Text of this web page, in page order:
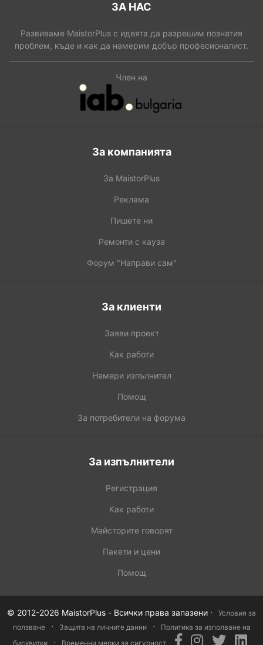
ЗА НАС
Развиваме MaistorPlus с идеята да разрешим познатия
проблем, къде и как да намерим добър професионалист.
Член на
За компанията
За MaistorPlus
Реклама
Пишете ни
Ремонти с кауза
Форум "Направи сам"
За клиенти
Заяви проект
Как работи
Намери изпълнител
Помощ
За потребители на форума
За изпълнители
Регистрация
Как работи
Майсторите говорят
Пакети и цени
Помощ
© 2012-2026 MaistorPlus - Всички права запазени ·
Условия за
ползване
· Защита на личните данни ·
Политика за изполване на
бисквитки
· Временни мерки за сигурност